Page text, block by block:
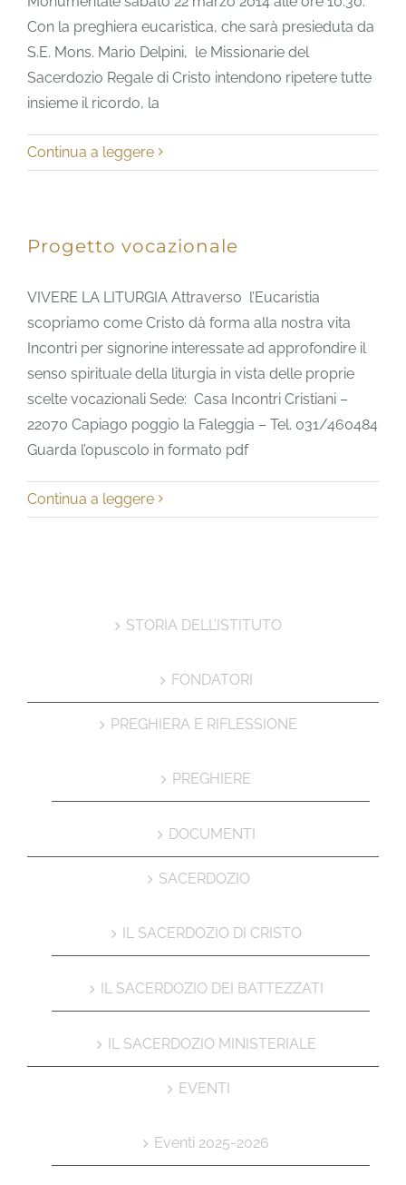
Con la preghiera eucaristica, che sarà presieduta da
S.E. Mons. Mario Delpini, le Missionarie del
Sacerdozio Regale di Cristo intendono ripetere tutte
insieme il ricordo, la
Continua a leggere
Progetto vocazionale
VIVERE LA LITURGIA Attraverso l’Eucaristia
scopriamo come Cristo dà forma alla nostra vita
Incontri per signorine interessate ad approfondire il
senso spirituale della liturgia in vista delle proprie
scelte vocazionali Sede: Casa Incontri Cristiani –
22070 Capiago poggio la Faleggia – Tel. 031/460484
Guarda l’opuscolo in formato pdf
Continua a leggere
STORIA DELL’ISTITUTO
FONDATORI
PREGHIERA E RIFLESSIONE
PREGHIERE
DOCUMENTI
SACERDOZIO
IL SACERDOZIO DI CRISTO
IL SACERDOZIO DEI BATTEZZATI
IL SACERDOZIO MINISTERIALE
EVENTI
Eventi 2025-2026